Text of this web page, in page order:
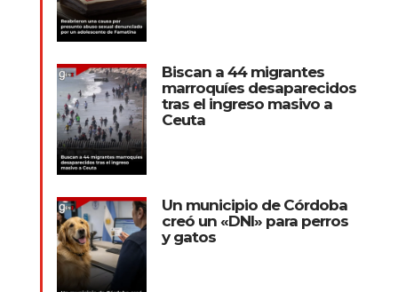
Biscan a 44 migrantes
marroquíes desaparecidos
tras el ingreso masivo a
Ceuta
Un municipio de Córdoba
creó un «DNI» para perros
y gatos